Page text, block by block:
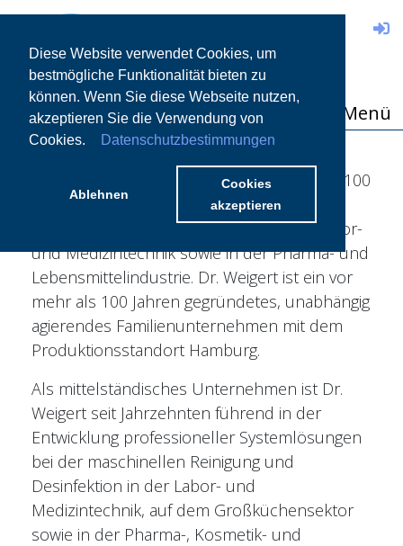
Diese Website verwendet Cookies, um
bestmögliche Funktionalität bieten zu
können. Wenn Sie diese Webseite nutzen,
akzeptieren Sie die Verwendung von
Cookies.
Datenschutzbestimmungen
Ablehnen
Cookies
akzeptieren
Menü
Co.KG entwickelt und produziert seit über 100
Jahren Lösungen für die Reinigung und
Desinfektion in der Profi-Küche, in der Labor-
und Medizintechnik sowie in der Pharma- und
Lebensmittelindustrie. Dr. Weigert ist ein vor
mehr als 100 Jahren gegründetes, unabhängig
agierendes Familienunternehmen mit dem
Produktionsstandort Hamburg.
Als mittelständisches Unternehmen ist Dr.
Weigert seit Jahrzehnten führend in der
Entwicklung professioneller Systemlösungen
bei der maschinellen Reinigung und
Desinfektion in der Labor- und
Medizintechnik, auf dem Großküchensektor
sowie in der Pharma-, Kosmetik- und